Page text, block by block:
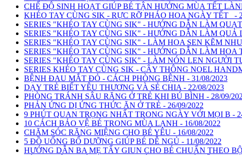
CHẾ ĐỘ SINH HOẠT GIÚP BÉ TẬN HƯỞNG MÙA TẾT
KHÉO TAY CÙNG SIK - RỰC RỠ PHÁO HOA NGÀY TẾT -
SERIES "KHÉO TAY CÙNG SIK" - HƯỚNG DẪN LÀM
SERIES "KHÉO TAY CÙNG SIK" - HƯỚNG DẪN LÀM QUẢ
SERIES "KHÉO TAY CÙNG SIK" - LÀM HOA SEN KẼM
SERIES "KHÉO TAY CÙNG SIK" - HƯỚNG DẪN LÀM HOA
SERIES "KHÉO TAY CÙNG SIK" - LÀM NÓN LEN NGƯỜI
SERIES KHÉO TAY CÙNG SIK - CÂY THÔNG NOEL
BỆNH ĐAU MẮT ĐỎ - CÁCH PHÒNG BỆNH - 31/08/2023
DẠY TRẺ BIẾT YÊU THƯƠNG VÀ SẺ CHIA - 22/08/2023
PHÒNG TRÁNH SÂU RĂNG Ở TRẺ KHI BÚ BÌNH - 28/09/
PHẢN ỨNG DỊ ỨNG THỨC ĂN Ở TRẺ - 26/09/2022
9 PHÚT QUAN TRỌNG NHẤT TRONG NGÀY VỚI MỌI B -
10 CÁCH BẢO VỆ BÉ TRONG MÙA LẠNH - 16/08/2022
CHĂM SÓC RĂNG MIỆNG CHO BÉ YÊU - 16/08/2022
5 ĐỒ UỐNG BỔ DƯỠNG GIÚP BÉ DỄ NGỦ - 11/08/2022
HƯỚNG DẪN BA MẸ TẨY GIUN CHO BÉ CHUẨN THEO BỘ